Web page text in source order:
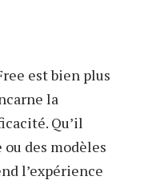
est bien plus
la
Qu’il
ou des modèles
l’expérience